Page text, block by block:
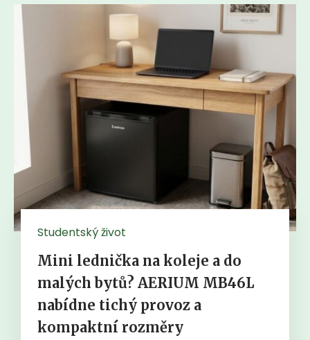
Studentský život
Mini lednička na koleje a do
malých bytů? AERIUM MB46L
nabídne tichý provoz a
kompaktní rozměry